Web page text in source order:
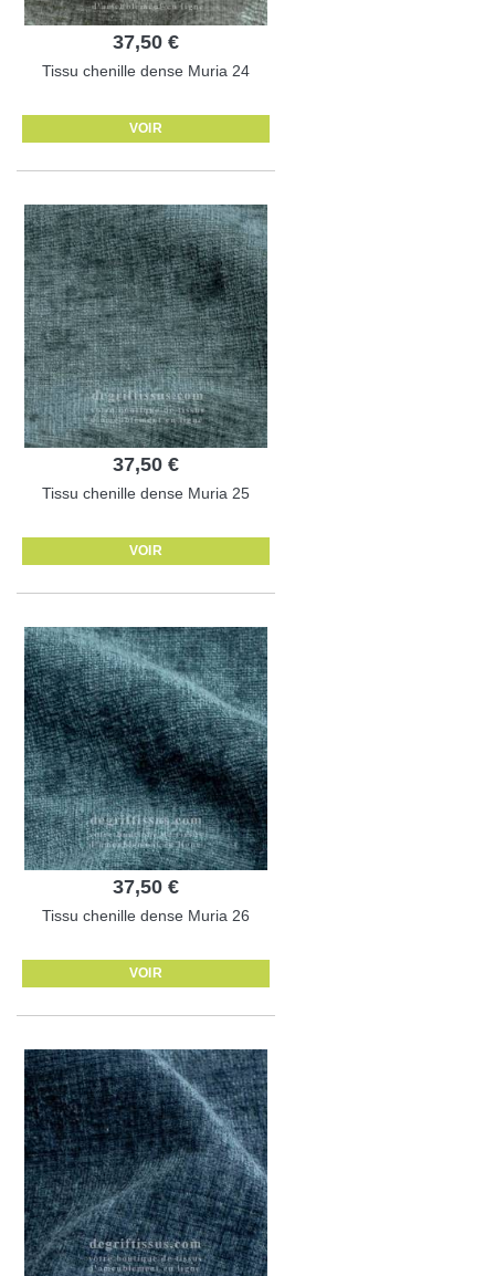
37,50 €
Tissu chenille dense Muria 24
VOIR
37,50 €
Tissu chenille dense Muria 25
VOIR
37,50 €
Tissu chenille dense Muria 26
VOIR